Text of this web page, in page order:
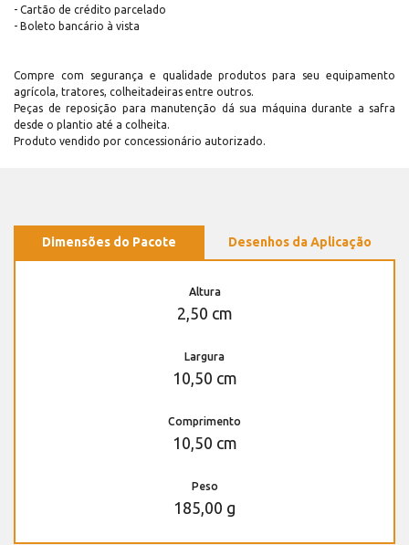
- Cartão de crédito parcelado
- Boleto bancário à vista
Compre com segurança e qualidade produtos para seu equipamento
agrícola, tratores, colheitadeiras entre outros.
Peças de reposição para manutenção dá sua máquina durante a safra
desde o plantio até a colheita.
Produto vendido por concessionário autorizado.
Dimensões do Pacote Desenhos da Aplicação
Altura
2,50 cm
Largura
10,50 cm
Comprimento
10,50 cm
Peso
185,00 g